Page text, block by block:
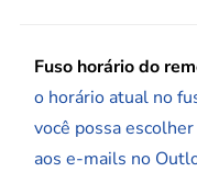
Fuso horário do
o horário atual no
você possa
aos e-mails no